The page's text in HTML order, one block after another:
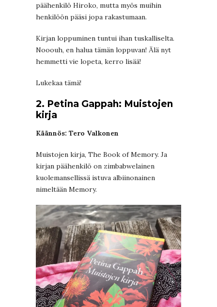
päähenkilö Hiroko, mutta myös muihin
henkilöön pääsi jopa rakastumaan.
Kirjan loppuminen tuntui ihan tuskalliselta.
Nooouh, en halua tämän loppuvan! Älä nyt
hemmetti vie lopeta, kerro lisää!
Lukekaa tämä!
2. Petina Gappah: Muistojen
kirja
Käännös: Tero Valkonen
Muistojen kirja, The Book of Memory. Ja
kirjan päähenkilö on zimbabwelainen
kuolemansellissä istuva albiinonainen
nimeltään Memory.